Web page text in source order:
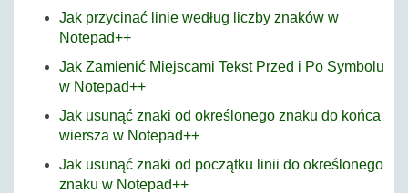
Jak przycinać linie według liczby znaków w
Notepad++
Jak Zamienić Miejscami Tekst Przed i Po Symbolu
w Notepad++
Jak usunąć znaki od określonego znaku do końca
wiersza w Notepad++
Jak usunąć znaki od początku linii do określonego
znaku w Notepad++